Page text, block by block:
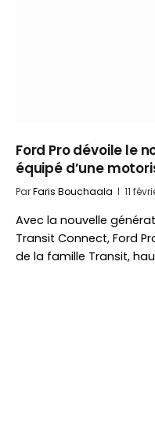
Ford Pro dévoile le
équipé d’une
ParFaris Bouchaala 11
Avec la nouvelle
Transit Connect, Ford
de la famille Transit,